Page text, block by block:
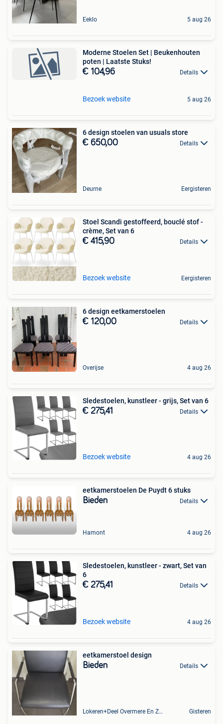
Eeklo 5 aug 26
Moderne Stoelen Set | Beukenhouten
poten | Laatste Stuks!
€ 104,96 Details
Bezoek website 5 aug 26
6 design stoelen van usuals store
€ 650,00 Details
Deurne Eergisteren
Stoel Scandi gestoffeerd, bouclé stof -
crème, Set van 6
€ 415,90 Details
Bezoek website Eergisteren
6 design eetkamerstoelen
€ 120,00 Details
Overijse 4 aug 26
Sledestoelen, kunstleer - grijs, Set van 6
€ 275,41 Details
Bezoek website 4 aug 26
eetkamerstoelen De Puydt 6 stuks
Bieden Details
Hamont 4 aug 26
Sledestoelen, kunstleer - zwart, Set van
6
€ 275,41 Details
Bezoek website 4 aug 26
eetkamerstoel design
Bieden Details
Lokeren+Deel Overmere En Zele Gisteren